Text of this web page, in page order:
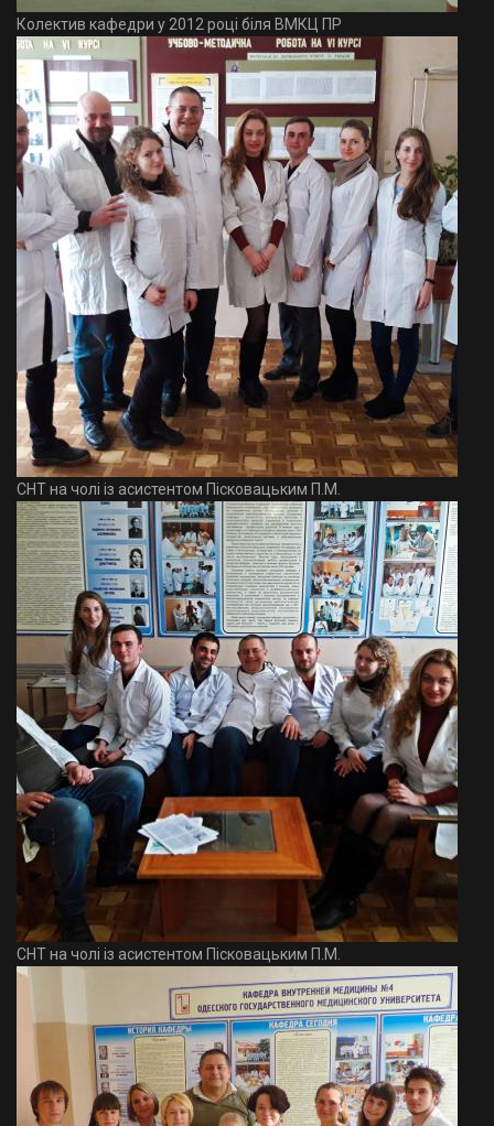
Колектив кафедри у 2012 році біля ВМКЦ ПР
СНТ на чолі із асистентом Пісковацьким П.М.
СНТ на чолі із асистентом Пісковацьким П.М.